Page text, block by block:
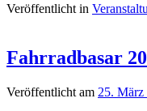
Veröffentlicht in
Fahrradbasar
Veröffentlicht am 25. März